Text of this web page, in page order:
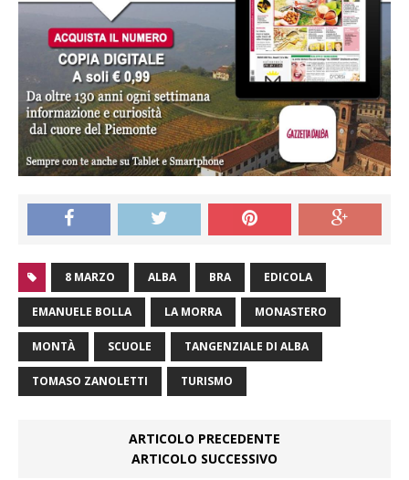
8 MARZO ALBA BRA EDICOLA
EMANUELE BOLLA LA MORRA MONASTERO
MONTÀ SCUOLE TANGENZIALE DI ALBA
TOMASO ZANOLETTI TURISMO
ARTICOLO PRECEDENTE
ARTICOLO SUCCESSIVO